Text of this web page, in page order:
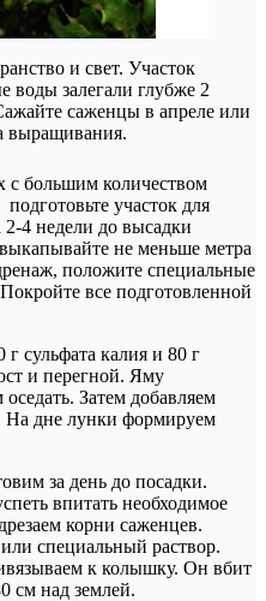
и свет. Участок
воды залегали глубже 2
саженцы в апреле или
выращивания.
с большим количеством
участок для
4 недели до высадки
не меньше метра
положите специальные
все подготовленной
сульфата калия и 80 г
и перегной. Яму
Затем добавляем
На дне лунки формируем
за день до посадки.
впитать необходимое
корни саженцев.
специальный раствор.
к колышку. Он вбит
см над землей.